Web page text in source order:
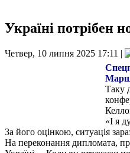
Україні потрібен
Четвер, 10 липня 2025 17:11 |
Таку
«І я
За його оцінкою, ситуація
На переконання дипломата,